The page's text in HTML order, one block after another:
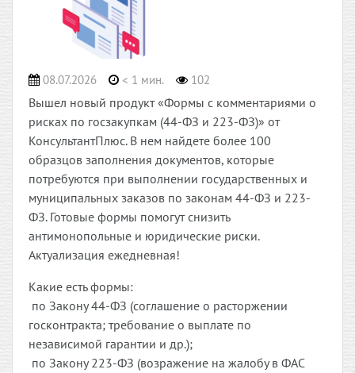
08.07.2026 < 1 мин. 102
Вышел новый продукт «Формы с комментариями о
рисках по госзакупкам (44-ФЗ и 223-ФЗ)» от
КонсультантПлюс. В нем найдете более 100
образцов заполнения документов, которые
потребуются при выполнении государственных и
муниципальных заказов по законам 44-ФЗ и 223-
ФЗ. Готовые формы помогут снизить
антимонопольные и юридические риски.
Актуализация ежедневная!
Какие есть формы:
по Закону 44-ФЗ (соглашение о расторжении
госконтракта; требование о выплате по
независимой гарантии и др.);
по Закону 223-ФЗ (возражение на жалобу в ФАС